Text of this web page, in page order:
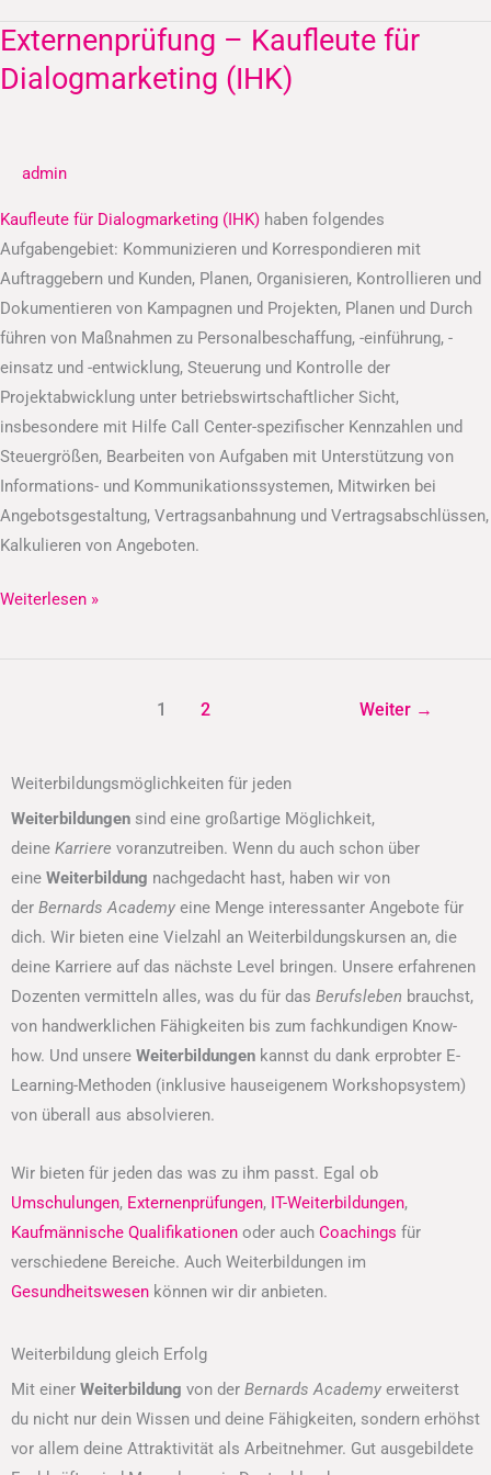
Externenprüfung – Kaufleute für
Dialogmarketing (IHK)
admin
Kaufleute für Dialogmarketing (IHK) haben folgendes
Aufgabengebiet: Kommunizieren und Korrespondieren mit
Auftraggebern und Kunden, Planen, Organisieren, Kontrollieren und
Dokumentieren von Kampagnen und Projekten, Planen und Durch
führen von Maßnahmen zu Personalbeschaffung, -einführung, -
einsatz und -entwicklung, Steuerung und Kontrolle der
Projektabwicklung unter betriebswirtschaftlicher Sicht,
insbesondere mit Hilfe Call Center-spezifischer Kennzahlen und
Steuergrößen, Bearbeiten von Aufgaben mit Unterstützung von
Informations- und Kommunikationssystemen, Mitwirken bei
Angebotsgestaltung, Vertragsanbahnung und Vertragsabschlüssen,
Kalkulieren von Angeboten.
Externenprüfung
–
Kaufleute
(IHK)
Weiterlesen »
1 2 Weiter →
Weiterbildungsmöglichkeiten für jeden
Weiterbildungen sind eine großartige Möglichkeit,
deine Karriere voranzutreiben. Wenn du auch schon über
eine Weiterbildung nachgedacht hast, haben wir von
der Bernards Academy eine Menge interessanter Angebote für
dich. Wir bieten eine Vielzahl an Weiterbildungskursen an, die
deine Karriere auf das nächste Level bringen. Unsere erfahrenen
Dozenten vermitteln alles, was du für das Berufsleben brauchst,
von handwerklichen Fähigkeiten bis zum fachkundigen Know-
how. Und unsere Weiterbildungen kannst du dank erprobter E-
Learning-Methoden (inklusive hauseigenem Workshopsystem)
von überall aus absolvieren.
Wir bieten für jeden das was zu ihm passt. Egal ob
Umschulungen, Externenprüfungen, IT-Weiterbildungen,
Kaufmännische Qualifikationen oder auch Coachings für
verschiedene Bereiche. Auch Weiterbildungen im
Gesundheitswesen können wir dir anbieten.
Weiterbildung gleich Erfolg
Mit einer Weiterbildung von der Bernards Academy erweiterst
du nicht nur dein Wissen und deine Fähigkeiten, sondern erhöhst
vor allem deine Attraktivität als Arbeitnehmer. Gut ausgebildete